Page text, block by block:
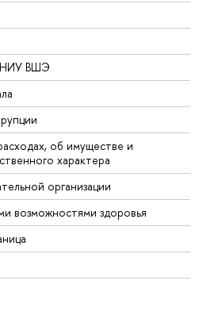
НИУ ВШЭ
об имуществе и
характера
организации
возможностями здоровья